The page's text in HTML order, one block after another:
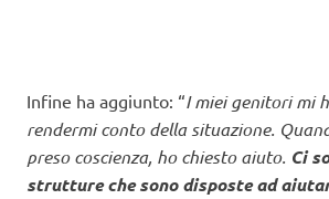
Infine ha aggiunto: “I miei genitori mi
rendermi conto della situazione.
preso coscienza, ho chiesto aiuto. Ci
strutture che sono disposte ad